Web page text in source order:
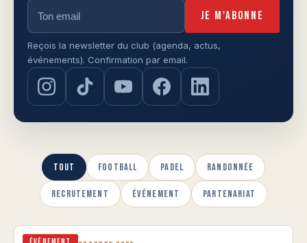
Je m'abonne
Reçois la newsletter du club (agenda, actus,
événements). Confirmation par email.
Tout Football Padel Randonnée
Recrutement Événement Partenariat